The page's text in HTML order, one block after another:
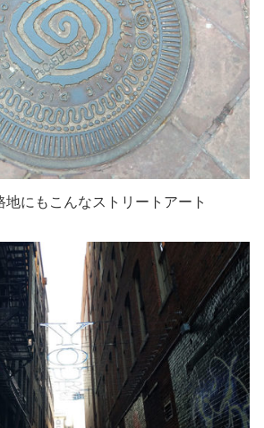
地にもこんなストリートアート